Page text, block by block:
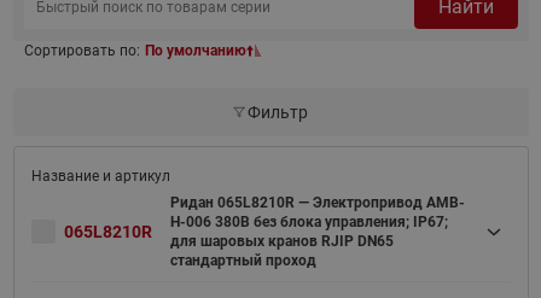
Найти
Сортировать по: По умолчанию
Фильтр
065L8210R
Ридан 065L8210R — Электропривод AMB-
H-006 380В без блока управления; IP67;
для шаровых кранов RJIP DN65
стандартный проход